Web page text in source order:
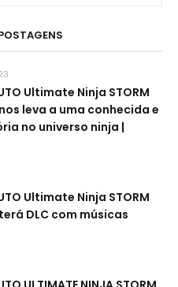
Ultimate Ninja STORM
nos leva a uma conhecida e
no universo ninja |
Ultimate Ninja STORM
terá DLC com músicas